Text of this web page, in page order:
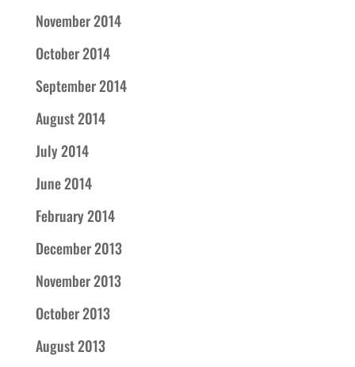
November 2014
October 2014
September 2014
August 2014
July 2014
June 2014
February 2014
December 2013
November 2013
October 2013
August 2013